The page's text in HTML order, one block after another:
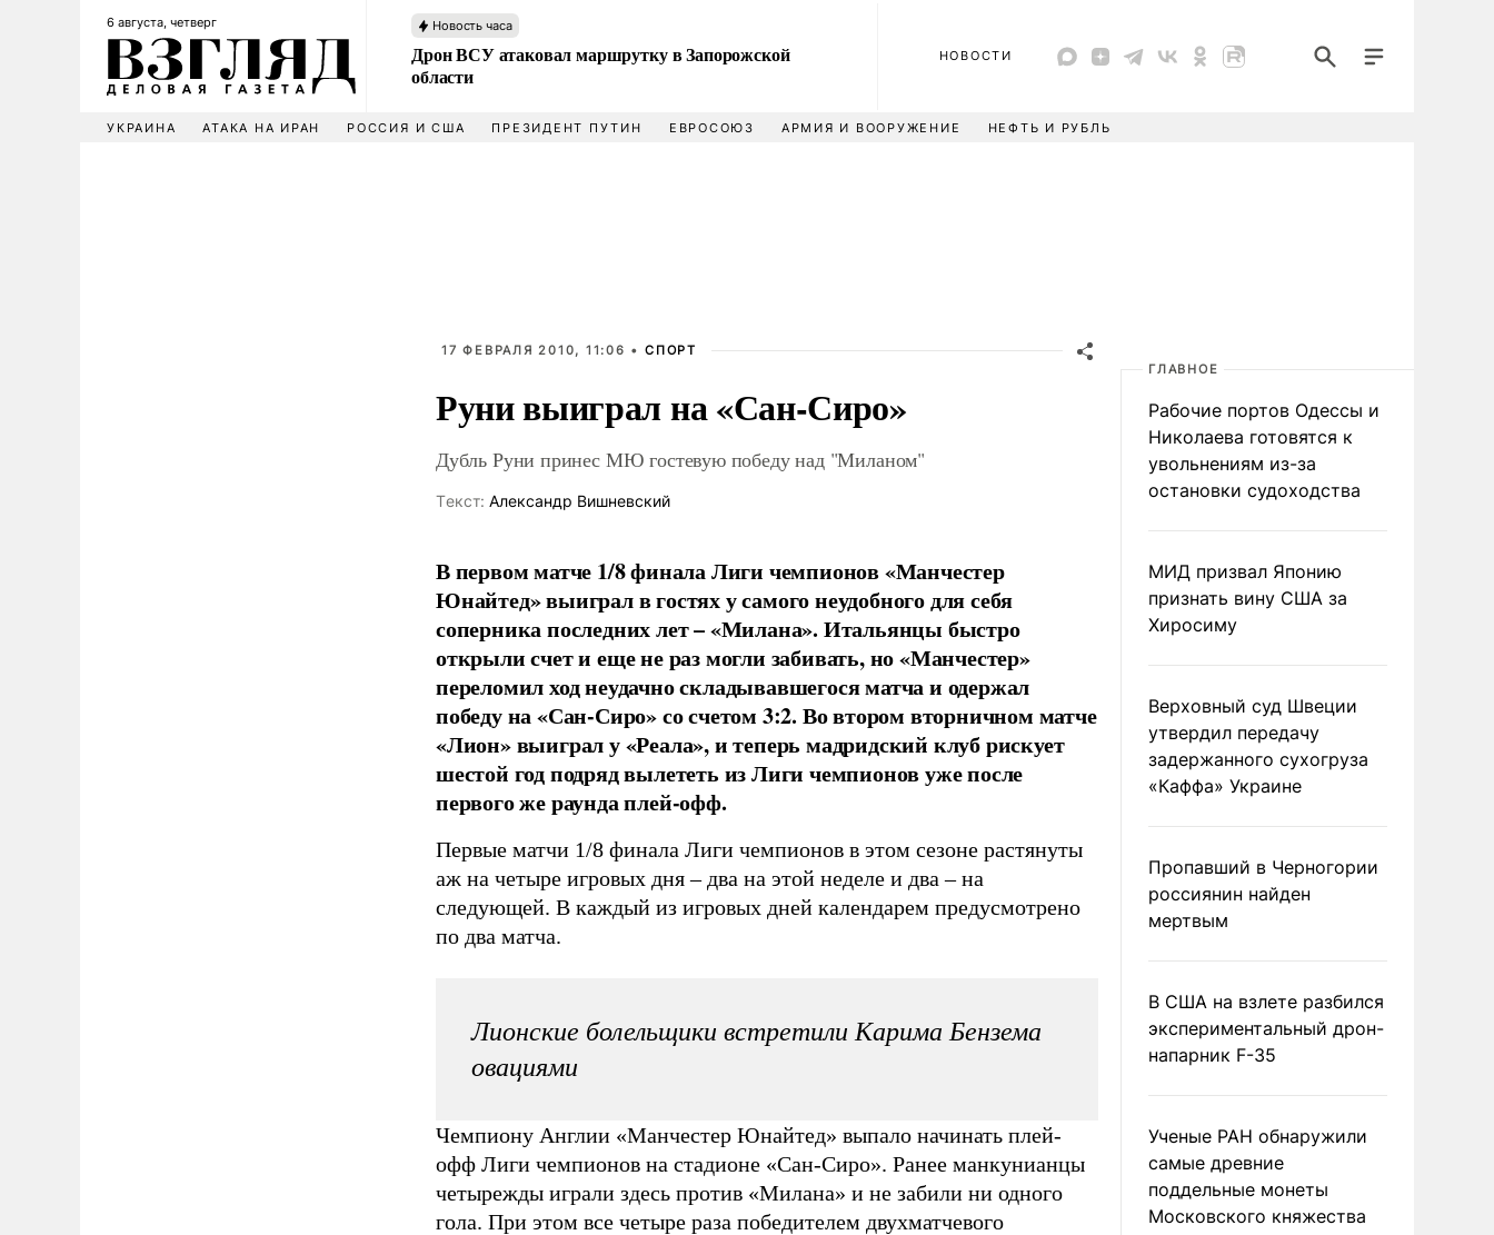
6 августа, четверг Новость часа
Дрон ВСУ атаковал маршрутку в Запорожской
области
НОВОСТИ
УКРАИНА АТАКА НА ИРАН РОССИЯ И США ПРЕЗИДЕНТ ПУТИН ЕВРОСОЮЗ АРМИЯ И ВООРУЖЕНИЕ НЕФТЬ И РУБЛЬ
17 ФЕВРАЛЯ 2010, 11:06 • СПОРТ
Руни выиграл на «Сан-Сиро»
Дубль Руни принес МЮ гостевую победу над "Миланом"
Tекст: Александр Вишневский
В первом матче 1/8 финала Лиги чемпионов «Манчестер
Юнайтед» выиграл в гостях у самого неудобного для себя
соперника последних лет – «Милана». Итальянцы быстро
открыли счет и еще не раз могли забивать, но «Манчестер»
переломил ход неудачно складывавшегося матча и одержал
победу на «Сан-Сиро» со счетом 3:2. Во втором вторничном матче
«Лион» выиграл у «Реала», и теперь мадридский клуб рискует
шестой год подряд вылететь из Лиги чемпионов уже после
первого же раунда плей-офф.
Первые матчи 1/8 финала Лиги чемпионов в этом сезоне растянуты
аж на четыре игровых дня – два на этой неделе и два – на
следующей. В каждый из игровых дней календарем предусмотрено
по два матча.
Лионские болельщики встретили Карима Бензема
овациями
Чемпиону Англии «Манчестер Юнайтед» выпало начинать плей-
офф Лиги чемпионов на стадионе «Сан-Сиро». Ранее манкунианцы
четырежды играли здесь против «Милана» и не забили ни одного
гола. При этом все четыре раза победителем двухматчевого
ГЛАВНОЕ
Рабочие портов Одессы и
Николаева готовятся к
увольнениям из-за
остановки судоходства
МИД призвал Японию
признать вину США за
Хиросиму
Верховный суд Швеции
утвердил передачу
задержанного сухогруза
«Каффа» Украине
Пропавший в Черногории
россиянин найден
мертвым
В США на взлете разбился
экспериментальный дрон-
напарник F-35
Ученые РАН обнаружили
самые древние
поддельные монеты
Московского княжества